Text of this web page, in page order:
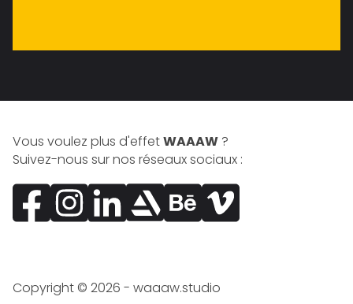
Vous voulez plus d'effetWAAAW ?
Suivez-nous sur nos réseaux sociaux :
FacebookInstagramLinkedInArtStationBehanceVimeo
Copyright © 2026 - waaaw.studio